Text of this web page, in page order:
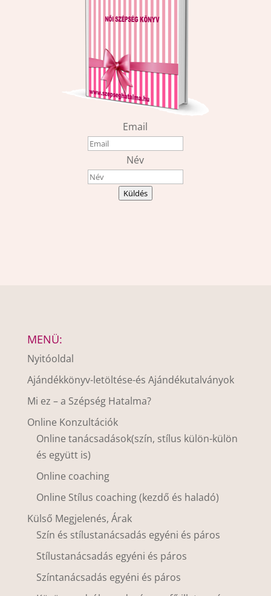
Email
Név
Küldés
MENÜ:
Nyitóoldal
Ajándékkönyv-letöltése-és Ajándékutalványok
Mi ez – a Szépség Hatalma?
Online Konzultációk
Online tanácsadások(szín, stílus külön-külön
és együtt is)
Online coaching
Online Stílus coaching (kezdő és haladó)
Külső Megjelenés, Árak
Szín és stílustanácsadás egyéni és páros
Stílustanácsadás egyéni és páros
Színtanácsadás egyéni és páros